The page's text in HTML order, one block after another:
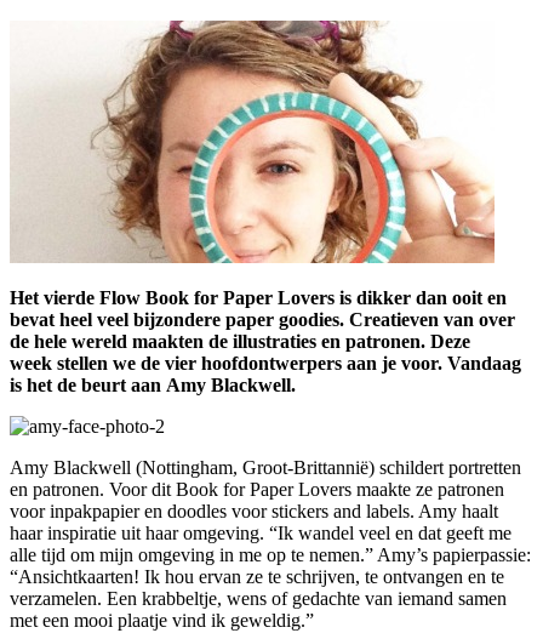
Het vierde Flow Book for Paper Lovers is dikker dan ooit en
bevat heel veel bijzondere paper goodies. Creatieven van over
de hele wereld maakten de illustraties en patronen. Deze
week stellen we de vier hoofdontwerpers aan je voor. Vandaag
is het de beurt aan Amy Blackwell.
Amy Blackwell (Nottingham, Groot-Brittannië) schildert portretten
en patronen. Voor dit Book for Paper Lovers maakte ze patronen
voor inpakpapier en doodles voor stickers and labels. Amy haalt
haar inspiratie uit haar omgeving. “Ik wandel veel en dat geeft me
alle tijd om mijn omgeving in me op te nemen.” Amy’s papierpassie:
“Ansichtkaarten! Ik hou ervan ze te schrijven, te ontvangen en te
verzamelen. Een krabbeltje, wens of gedachte van iemand samen
met een mooi plaatje vind ik geweldig.”